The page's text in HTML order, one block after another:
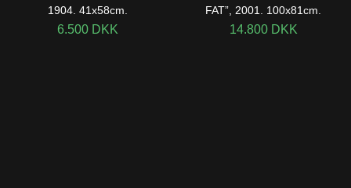
1904. 41x58cm.
6.500 DKK
FAT”, 2001. 100x81cm.
14.800 DKK